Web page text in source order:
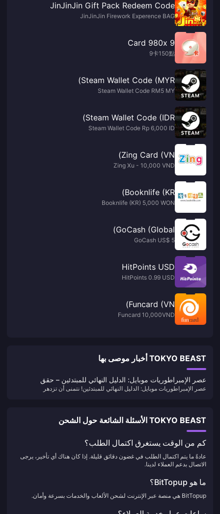
JinJinJin Gift Pack Redeem Code
JinJinJin Firework Experence BAG
9 Card 980x
9卡150點
Steam Wallet Code (MYR)
Steam Wallet Code RM5 MY
Steam Wallet Code (IDR)
Steam Wallet Code Rp 6,000 ID
Zing Card (VN)
Zing Xu - 10,000 VND
Booknlife (KR)
Booknlife (KR) 5,000 WON
GoCash (Global)
GoCash US$ 5
HitPoints USD
HitPoints 0.99 USD
Funcard (VN)
Funcard 10,000VND
TOKYO BEAST أخبار موصى بها
عصر الإمبراطوريات موبايل: الدليل النهائي للمبتدئين – حقق
الإنجازات بسرعة!
عصر الإمبراطوريات موبايل: الدليل النهائي للمبتدئين! نتمنى أن تزدهر
TOKYO BEAST الأسئلة الشائعة حول الشحن
كم من الوقت يستغرق اكتمال الطلب؟
عادةً ما يتم اكتمال الطلب في غضون دقائق قليلة. إذا كان هناك أي تأخير، يرجى
الاتصال بدعم العملاء لدينا.
ما هو BitTopup؟
BitTopup هي منصة عبر الإنترنت لشحن الألعاب والخدمات بسرعة وأمان.